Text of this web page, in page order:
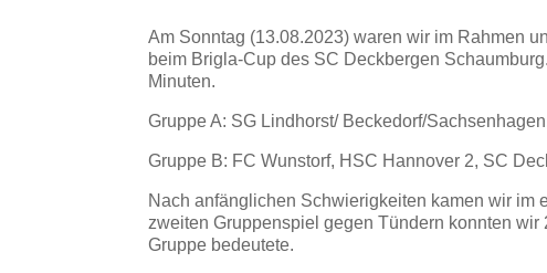
Am Sonntag (13.08.2023) waren wir im Rahmen
beim Brigla-Cup des SC Deckbergen
Minuten.
Gruppe A: SG Lindhorst/ Beckedorf/
Gruppe B: FC Wunstorf, HSC Hannover 2, SC
Nach anfänglichen Schwierigkeiten kamen wir im
zweiten Gruppenspiel gegen Tündern konnten
Gruppe bedeutete.